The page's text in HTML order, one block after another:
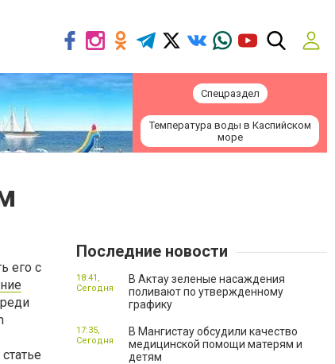
Спецраздел
Температура воды в Каспийском
море
его с
Последние новости
В Актау зеленые насаждения
поливают по утвержденному
графику
18:41,
Сегодня
В Мангистау обсудили качество
медицинской помощи матерям и
детям
17:35,
Сегодня